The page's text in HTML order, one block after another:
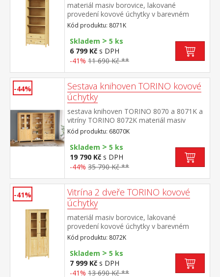
materiál masiv borovice, lakované
provedení kovové úchytky v barevném
provedení černěná mosaz tři police, dvě
zásuvky s kovovými pojezdy
Kód produktu: 8071K
Skladem > 5 ks
6 799 Kč s DPH
-41% 11 690 Kč **
-44%
Sestava knihoven TORINO kovové
úchytky
sestava knihoven TORINO 8070 a 8071K a
vitríny TORINO 8072K materiál masiv
borovice, lakované provedení kovové
úchytky v barevném provedení černěná
mosaz knihovna 8070: čtyři police knihovna
8071K: tři police, dvě zásuvky s kovovými
pojezdy vitrína 8072K: dvoje částečně
knihovny 8070 (š/h/v) 85 × 37 × 190
cm rozměr knihovny 8071K (š/h/v) 85 × 37
× 190 cm rozměr vitríny 8072K (š/h/v) 85 ×
37 × 190 cm
Kód produktu: 68070K
Skladem > 5 ks
19 790 Kč s DPH
-44% 35 790 Kč **
-41%
Vitrína 2 dveře TORINO kovové
úchytky
materiál masiv borovice, lakované
provedení kovové úchytky v barevném
provedení černěná mosaz dvoje částečně
prosklené dveře, čtyři police
Kód produktu: 8072K
Skladem > 5 ks
7 999 Kč s DPH
-41% 13 690 Kč **